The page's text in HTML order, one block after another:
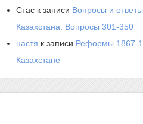
Стас к записи Вопросы и
Казахстана. Вопросы 301-350
настя к записи Реформы 1867-
Казахстане